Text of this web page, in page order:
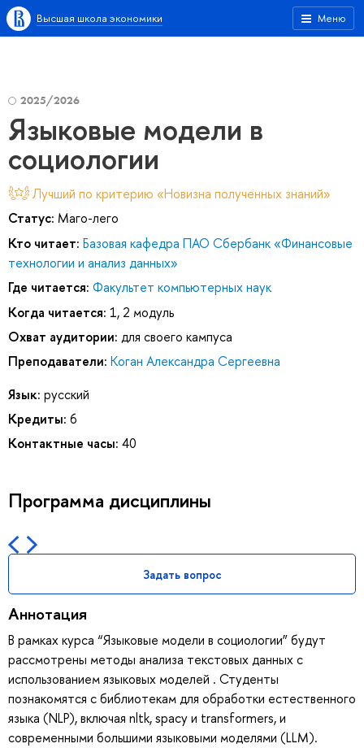
Меню
Высшая школа экономики
2025/2026
Языковые модели в
социологии
Лучший по критерию «Новизна полученных знаний»
Статус: Маго-лего
Кто читает: Базовая кафедра ПАО Сбербанк «Финансовые
технологии и анализ данных»
Где читается: Факультет компьютерных наук
Когда читается: 1, 2 модуль
Охват аудитории: для своего кампуса
Преподаватели: Коган Александра Сергеевна
Язык: русский
Кредиты: 6
Контактные часы: 40
Программа дисциплины
Задать вопрос
Аннотация
В рамках курса “Языковые модели в социологии” будут
рассмотрены методы анализа текстовых данных с
использованием языковых моделей . Студенты
познакомятся с библиотекам для обработки естественного
языка (NLP), включая nltk, spacy и transformers, и
современными большими языковыми моделями (LLM).